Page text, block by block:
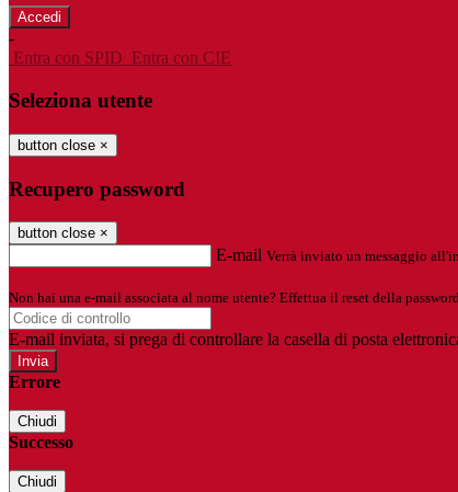
-
Entra con SPID Entra con CIE
Seleziona utente
button close ×
Recupero password
button close ×
E-mail Verrà inviato un messaggio
Non hai una e-mail associata al nome utente? Effettua il reset della
E-mail inviata, si prega di controllare la casella di posta
Errore
Chiudi
Successo
Chiudi